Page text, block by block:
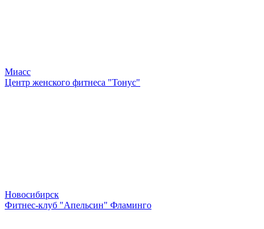
Миасс
Центр женского фитнеса "Тонус"
Новосибирск
Фитнес-клуб "Апельсин" Фламинго